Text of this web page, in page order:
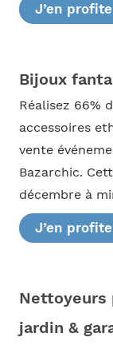
J’en profite
Bijoux
Réalisez 66%
accessoires
vente
Bazarchic.
décembre à
J’en profite
Nettoyeurs
jardin &